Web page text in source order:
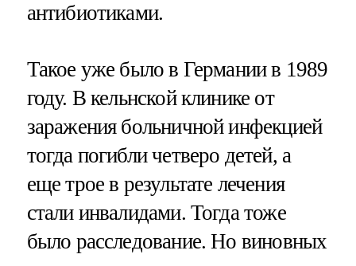
антибиотиками.
Такое уже было в Германии в 1989
году. В кельнской клинике от
заражения больничной инфекцией
тогда погибли четверо детей, а
еще трое в результате лечения
стали инвалидами. Тогда тоже
было расследование. Но виновных